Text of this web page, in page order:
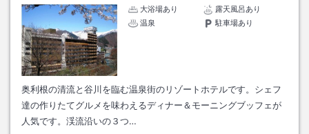
大浴場あり
露天風呂あり
温泉
駐車場あり
奥利根の清流と谷川を臨む温泉街のリゾートホテルです。シェフ
達の作りたてグルメを味わえるディナー＆モーニングブッフェが
人気です。渓流沿いの３つ…